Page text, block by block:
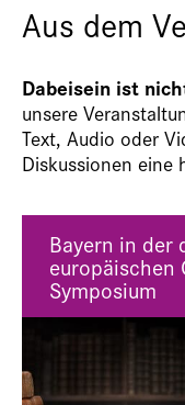
Aus dem
Dabeisein ist
unsere
Text, Audio oder
Diskussionen eine
Bayern in der
europäischen
Symposium